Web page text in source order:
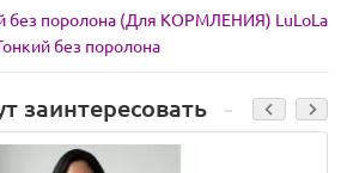
без поролона (Для КОРМЛЕНИЯ) LuLoLa
без поролона
заинтересовать